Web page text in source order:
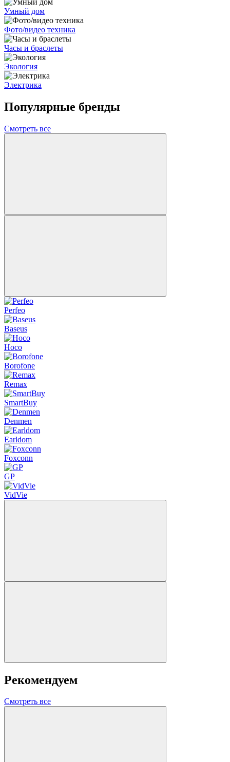
Умный дом
Фото/видео техника
Часы и браслеты
Экология
Электрика
Популярные бренды
Смотреть все
Perfeo
Baseus
Hoco
Borofone
Remax
SmartBuy
Denmen
Earldom
Foxconn
GP
VidVie
Рекомендуем
Смотреть все